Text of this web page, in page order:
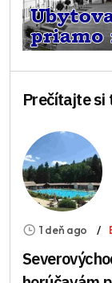
Prečítajte si
1 deň ago